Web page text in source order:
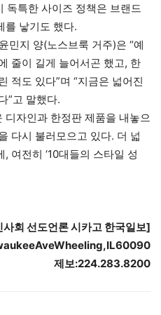
독특한 사이즈 정책은 브랜드
를 낳기도 했다.
민지 양(노스브룩 거주)은 “예
줄이 길게 늘어서곤 했고, 한
적도 있다”며 “지금은 넓어진
”고 말했다.
디자인과 한정판 제품을 내놓으
다시 불러모으고 있다. 더 넓
여전히 ‘10대들의 스타일 성
회 선도언론 시카고 한국일보]
제보:224.283.8200